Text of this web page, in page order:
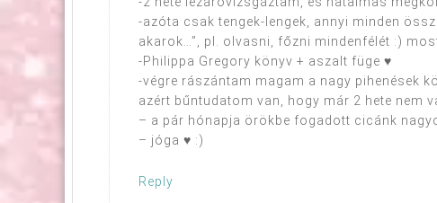
-azóta csak tengek-lengek, annyi minden
akarok…”, pl. olvasni, főzni mindenfélét :)
-Philippa Gregory könyv + aszalt füge ♥
-végre rászántam magam a nagy pihenések
azért bűntudatom van, hogy már 2 hete nem
– a pár hónapja örökbe fogadott cicánk
– jóga ♥ :)
Reply